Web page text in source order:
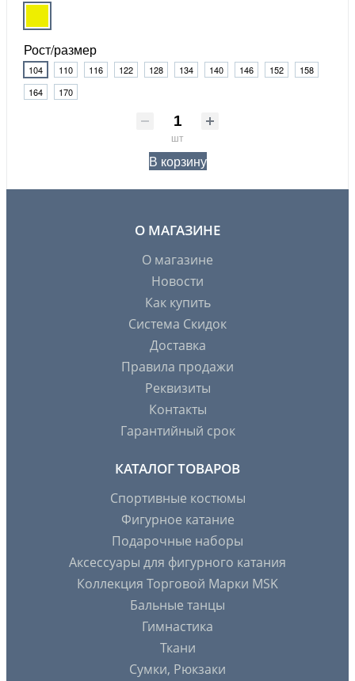
Рост/размер
104 110 116 122 128 134 140 146 152
158
164
170
шт
В корзину
О МАГАЗИНЕ
О магазине
Новости
Как купить
Система Скидок
Доставка
Правила продажи
Реквизиты
Контакты
Гарантийный срок
КАТАЛОГ ТОВАРОВ
Спортивные костюмы
Фигурное катание
Подарочные наборы
Аксессуары для фигурного катания
Коллекция Торговой Марки MSK
Бальные танцы
Гимнастика
Ткани
Сумки, Рюкзаки